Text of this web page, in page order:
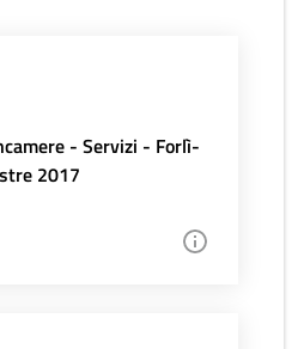
- Servizi - Forlì-
2017